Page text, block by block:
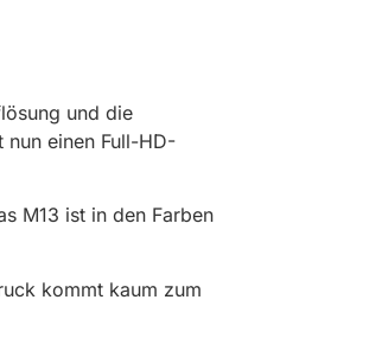
und die
einen Full-HD-
M13 ist in den Farben
kommt kaum zum